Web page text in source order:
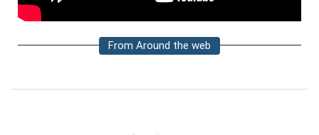
From Around the web